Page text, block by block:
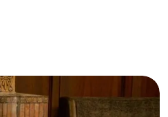
unutulmaz dakikalar